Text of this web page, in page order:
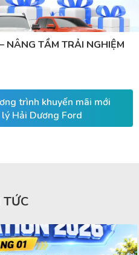
NÂNG TẦM TRẢI NGHIỆM
trình khuyến mãi mới
Hải Dương Ford